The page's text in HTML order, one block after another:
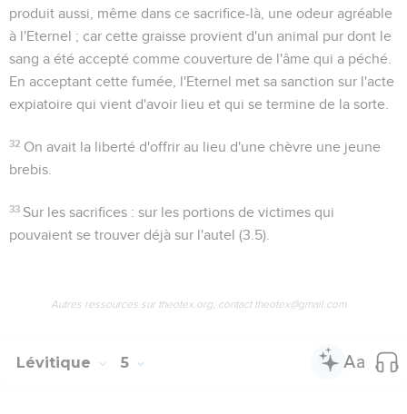
produit aussi, même dans ce sacrifice-là, une odeur agréable
à l'Eternel ; car cette graisse provient d'un animal pur dont le
sang a été accepté comme couverture de l'âme qui a péché.
En acceptant cette fumée, l'Eternel met sa sanction sur l'acte
expiatoire qui vient d'avoir lieu et qui se termine de la sorte.
32 On avait la liberté d'offrir au lieu d'une chèvre une jeune
brebis.
33 Sur les sacrifices : sur les portions de victimes qui
pouvaient se trouver déjà sur l'autel (3.5).
Autres ressources sur theotex.org, contact theotex@gmail.com
Lévitique 5